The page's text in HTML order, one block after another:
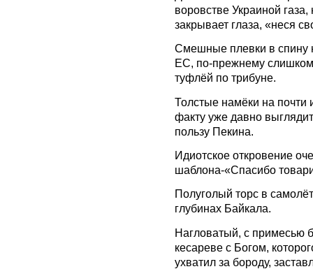
воровстве Украиной
закрывает глаза, «неся
Смешные плевки в
ЕС, по-прежнему
туфлёй по трибуне.
Толстые намёки на почти
факту уже давно
пользу Пекина.
Идиотское откровение
шаблона-«Спасибо
Полуголый торс в
глубинах Байкала.
Нагловатый, с примесью
кесареве с Богом,
ухватил за бороду,